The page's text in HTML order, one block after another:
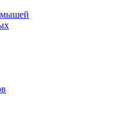
мышей